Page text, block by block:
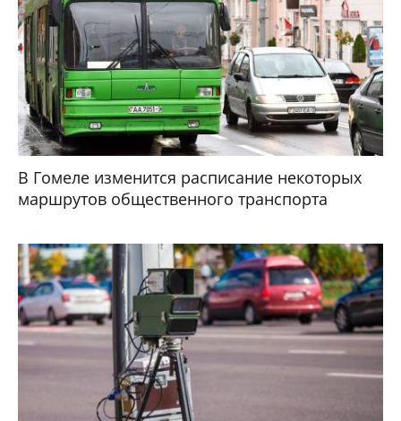
В Гомеле изменится расписание некоторых
маршрутов общественного транспорта